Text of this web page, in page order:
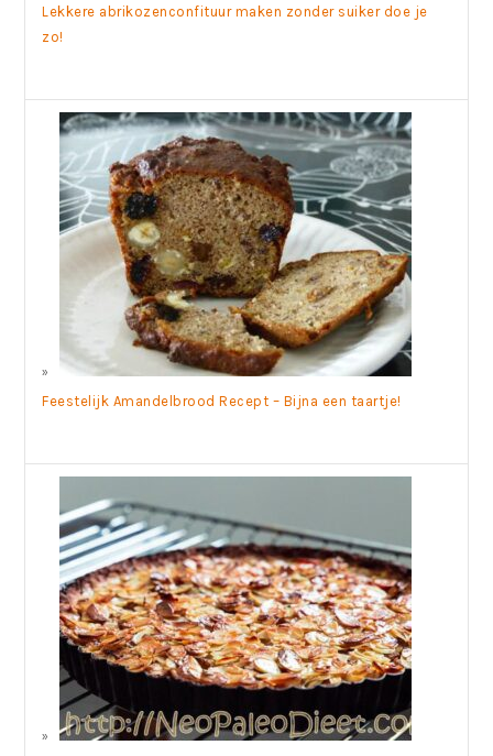
Lekkere abrikozenconfituur maken zonder suiker doe je
zo!
Feestelijk Amandelbrood Recept – Bijna een taartje!